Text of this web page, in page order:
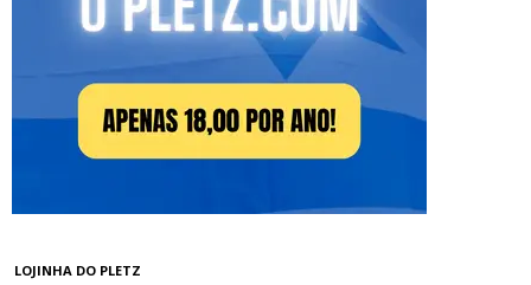
LOJINHA DO PLETZ